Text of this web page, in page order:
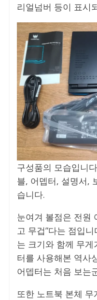
리얼넘버 등이 표시
구성품의 모습입니
블, 어뎁터, 설명서,
습니다.
눈여겨 볼점은 전원
고 무겁”다는 점입
는 크기와 함께 무
터를 사용해본 역사
어뎁터는 처음 보는
또한 노트북 본체